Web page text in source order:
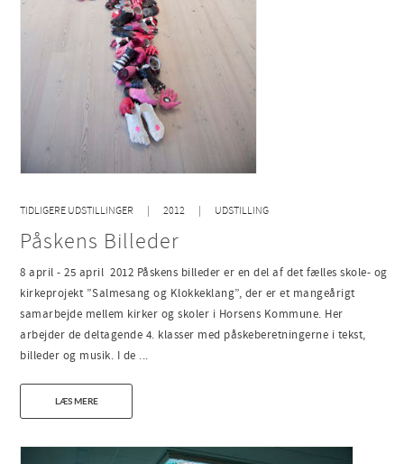
TIDLIGERE UDSTILLINGER 2012 UDSTILLING
Påskens Billeder
8 april - 25 april 2012 Påskens billeder er en del af det fælles skole- og
kirkeprojekt ”Salmesang og Klokkeklang”, der er et mangeårigt
samarbejde mellem kirker og skoler i Horsens Kommune. Her
arbejder de deltagende 4. klasser med påskeberetningerne i tekst,
billeder og musik. I de ...
LÆS MERE